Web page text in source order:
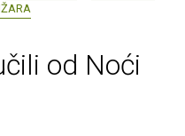
od Noći